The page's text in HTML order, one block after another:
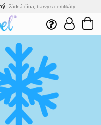
žádná čína, barvy s certifikáty
nejnovější technologie
do 24h
množstevní slevy
žádný zprostředkovatel
tisíce spokojených zákazníků